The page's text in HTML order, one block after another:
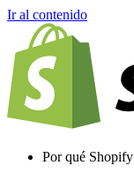
Ir al contenido
Por qué Shopify